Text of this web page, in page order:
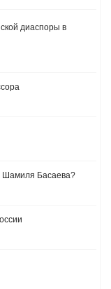
диаспоры в
Шамиля Басаева?